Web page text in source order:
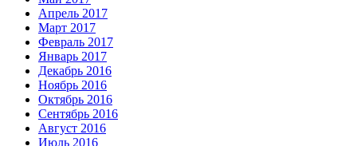
Апрель 2017
Март 2017
Февраль 2017
Январь 2017
Декабрь 2016
Ноябрь 2016
Октябрь 2016
Сентябрь 2016
Август 2016
Июль 2016